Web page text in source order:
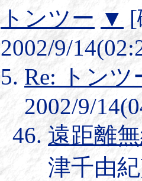
トンツー ▼ [
2002/9/
Re: トンツ
2002/9/
遠距離
津千由